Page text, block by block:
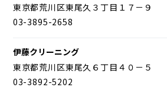
東京都荒川区東尾久３丁目１７－９
03-3895-2658
伊藤クリーニング
東京都荒川区東尾久６丁目４０－５
03-3892-5202